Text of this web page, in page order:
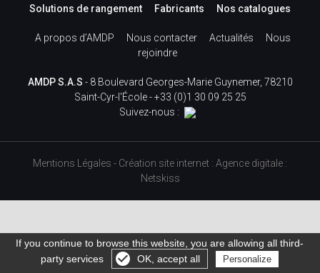
Solutions de rangement
Fabricants Nos catalogues
A propos d’AMDP Nous contacter Actualités
Nous
rejoindre
AMDP S.A.S - 8 Boulevard Georges-Marie Guynemer, 78210
Saint-Cyr-l'École -+33 (0)1 30 09 25 25
Suivez-nous :
Mentions Légales - Création site internet : Agence digitale :
Netskiss
Gérer les cookies
If you continue to browse this website, you are allowing all third-
party services
OK, accept all Personalize